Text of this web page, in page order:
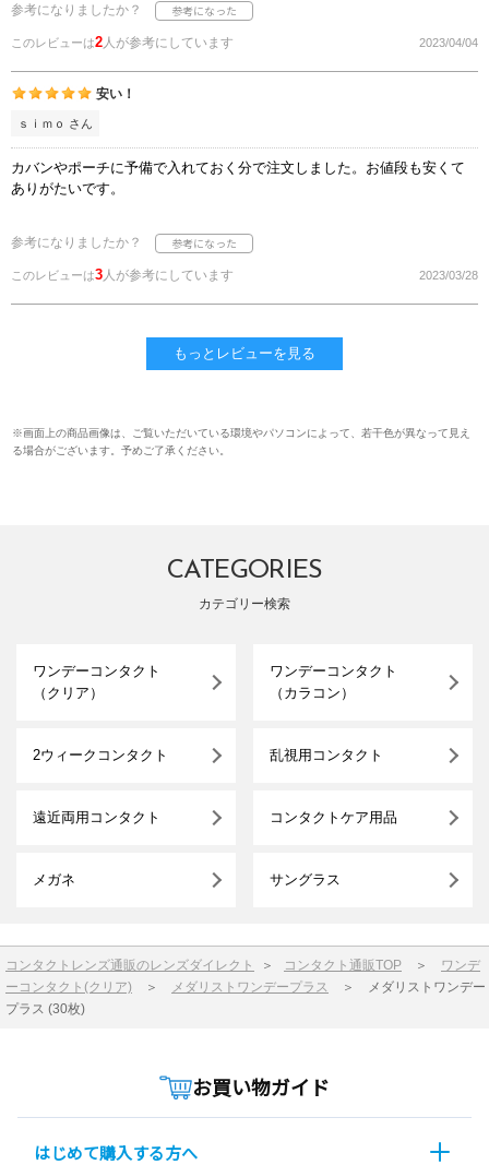
参考になりましたか？
このレビューは2 人が参考にしています 2023/04/04
安い！
ｓｉｍｏ さん
カバンやポーチに予備で入れておく分で注文しました。お値段も安くて
ありがたいです。
参考になりましたか？
このレビューは3 人が参考にしています 2023/03/28
もっとレビューを見る
※画面上の商品画像は、ご覧いただいている環境やパソコンによって、若干色が異なって見え
る場合がございます。予めご了承ください。
CATEGORIES
カテゴリー検索
ワンデーコンタクト
（クリア）
ワンデーコンタクト
（カラコン）
2ウィークコンタクト 乱視用コンタクト
遠近両用コンタクト コンタクトケア用品
メガネ サングラス
コンタクトレンズ通販のレンズダイレクト ＞ コンタクト通販TOP ＞ ワンデ
ーコンタクト(クリア) ＞ メダリストワンデープラス ＞
メダリストワンデー
プラス (30枚)
お買い物ガイド
はじめて購入する方へ